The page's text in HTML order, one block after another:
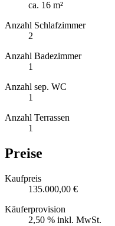
ca. 16 m²
Anzahl Schlafzimmer
2
Anzahl Badezimmer
1
Anzahl sep. WC
1
Anzahl Terrassen
1
Preise
Kaufpreis
135.000,00 €
Käuferprovision
2,50 % inkl. MwSt.